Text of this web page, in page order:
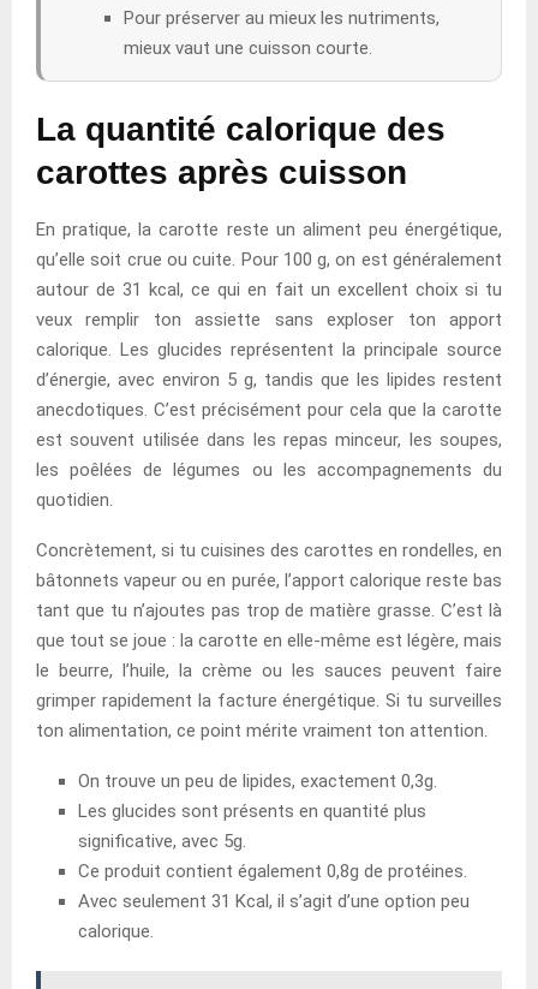
Pour préserver au mieux les nutriments,
mieux vaut une cuisson courte.
La quantité calorique des
carottes après cuisson
En pratique, la carotte reste un aliment peu énergétique,
qu’elle soit crue ou cuite. Pour 100 g, on est généralement
autour de 31 kcal, ce qui en fait un excellent choix si tu
veux remplir ton assiette sans exploser ton apport
calorique. Les glucides représentent la principale source
d’énergie, avec environ 5 g, tandis que les lipides restent
anecdotiques. C’est précisément pour cela que la carotte
est souvent utilisée dans les repas minceur, les soupes,
les poêlées de légumes ou les accompagnements du
quotidien.
Concrètement, si tu cuisines des carottes en rondelles, en
bâtonnets vapeur ou en purée, l’apport calorique reste bas
tant que tu n’ajoutes pas trop de matière grasse. C’est là
que tout se joue : la carotte en elle-même est légère, mais
le beurre, l’huile, la crème ou les sauces peuvent faire
grimper rapidement la facture énergétique. Si tu surveilles
ton alimentation, ce point mérite vraiment ton attention.
On trouve un peu de lipides, exactement 0,3g.
Les glucides sont présents en quantité plus
significative, avec 5g.
Ce produit contient également 0,8g de protéines.
Avec seulement 31 Kcal, il s’agit d’une option peu
calorique.